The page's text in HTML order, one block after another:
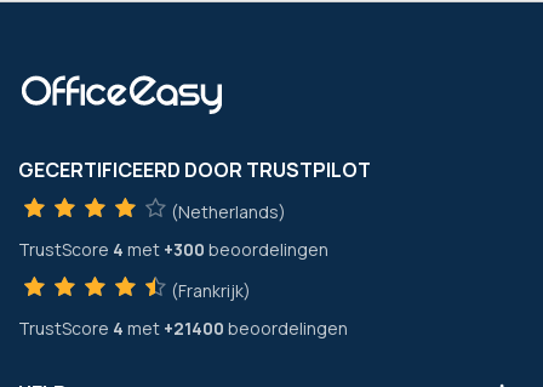
GECERTIFICEERD DOOR TRUSTPILOT
(Netherlands)
TrustScore 4 met +300 beoordelingen
(Frankrijk)
TrustScore 4 met +21400 beoordelingen